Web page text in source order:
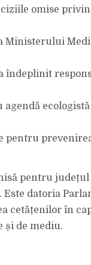
omise
Ministerului
îndeplinit
pentru
pentru
datoria
cetățenilor în
și de mediu.